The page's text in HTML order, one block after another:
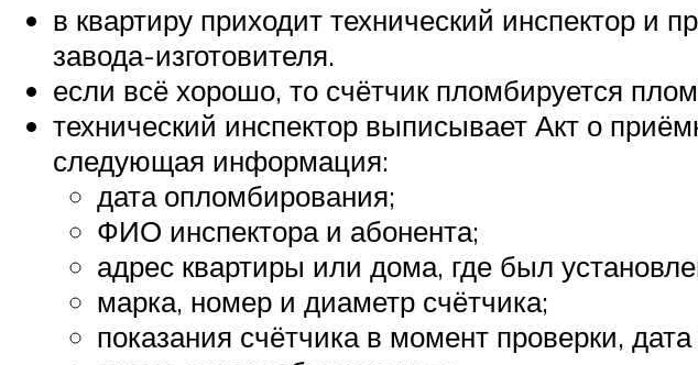
в квартиру приходит технический инспектор и
завода-изготовителя.
если всё хорошо, то счётчик пломбируется
технический инспектор выписывает Акт о
следующая информация:
дата опломбирования;
ФИО инспектора и абонента;
адрес квартиры или дома, где был
марка, номер и диаметр счётчика;
показания счётчика в момент проверки,